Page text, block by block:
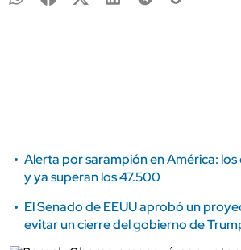
Alerta por sarampión en América: los
y ya superan los 47.500
El Senado de EEUU aprobó un
evitar un cierre del gobierno de